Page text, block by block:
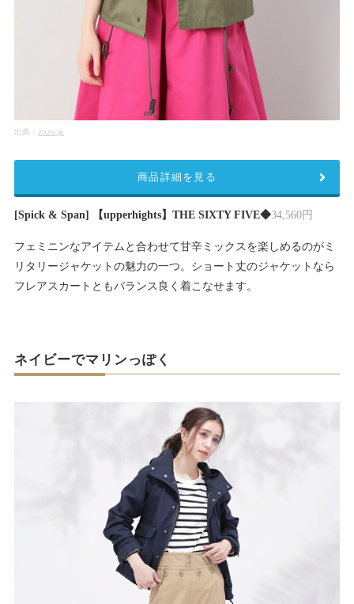
出典： zozo.jp
[Spick & Span] 【upperhights】THE SIXTY FIVE◆34,560円
フェミニンなアイテムと合わせて甘辛ミックスを楽しめるのがミ
リタリージャケットの魅力の一つ。ショート丈のジャケットなら
フレアスカートともバランス良く着こなせます。
商品詳細を見る
ネイビーでマリンっぽく